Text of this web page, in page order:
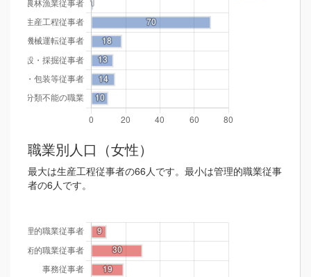
職業別人口（女性）
最大は生産工程従事者の66人です。最小は管理的職業従事
者の6人です。